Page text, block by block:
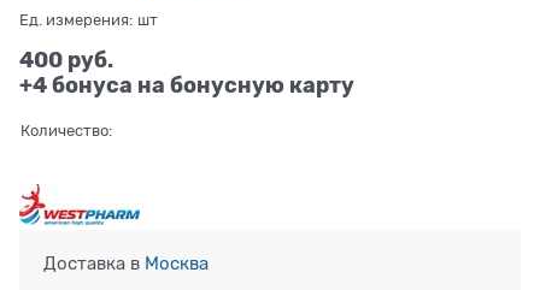
Ед. измерения: шт
400 руб.
+4 бонуса на бонусную карту
Количество:
Доставка в Москва